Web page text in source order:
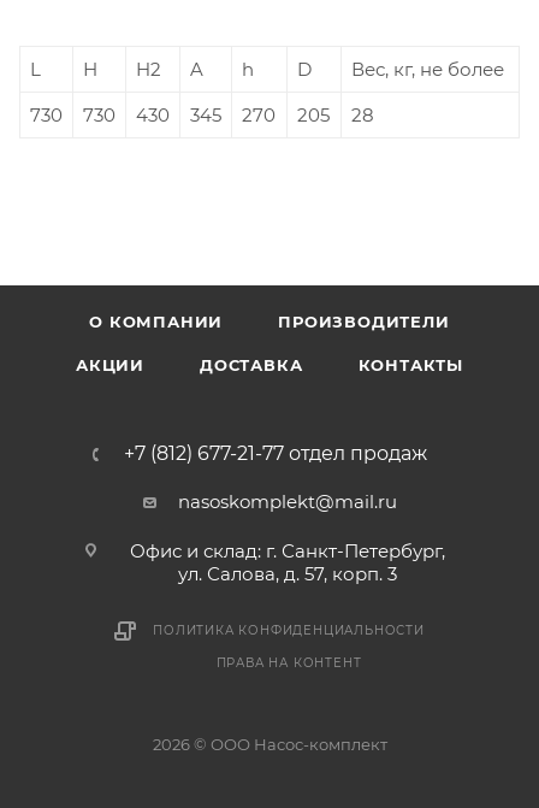
L Н H2 A h D
Вес, кг, не более
730
730 430 345 270 205 28
О КОМПАНИИ ПРОИЗВОДИТЕЛИ
АКЦИИ ДОСТАВКА КОНТАКТЫ
+7 (812) 677-21-77 отдел продаж
nasoskomplekt@mail.ru
Офис и склад: г. Санкт-Петербург,
ул. Салова, д. 57, корп. 3
ПОЛИТИКА КОНФИДЕНЦИАЛЬНОСТИ
ПРАВА НА КОНТЕНТ
2026 © ООО Насос-комплект